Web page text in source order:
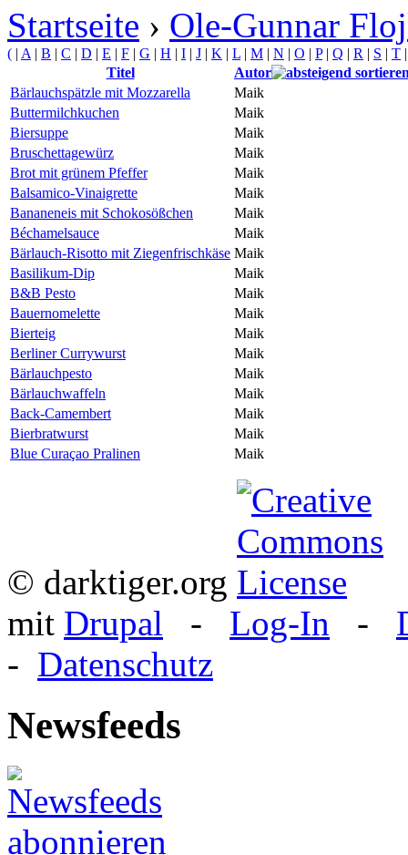
Startseite › Ole-Gunnar
( | A | B | C | D | E | F | G | H | I | J | K | L | M | N | O | P | Q | R | S | T
Titel
Autor
Bärlauchspätzle mit Mozzarella
Maik
Buttermilchkuchen
Maik
Biersuppe
Maik
Bruschettagewürz
Maik
Brot mit grünem Pfeffer
Maik
Balsamico-Vinaigrette
Maik
Bananeneis mit Schokosößchen
Maik
Béchamelsauce
Maik
Bärlauch-Risotto mit Ziegenfrischkäse Maik
Basilikum-Dip
Maik
B&B Pesto
Maik
Bauernomelette
Maik
Bierteig
Maik
Berliner Currywurst
Maik
Bärlauchpesto
Maik
Bärlauchwaffeln
Maik
Back-Camembert
Maik
Bierbratwurst
Maik
Blue Curaçao Pralinen
Maik
© darktiger.org
mit Drupal - Log-In -
- Datenschutz
Newsfeeds